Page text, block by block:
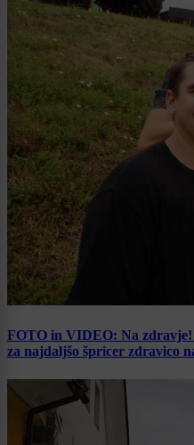
FOTO in VIDEO: Na
za najdaljšo špricer zdravico